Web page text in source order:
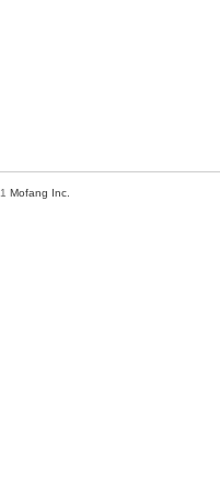
Mofang Inc.